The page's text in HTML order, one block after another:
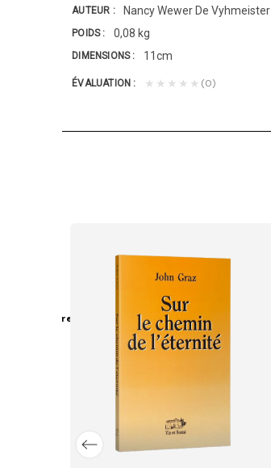
AUTEUR Nancy Wewer De Vyhmeister
POIDS 0,08 kg
DIMENSIONS 11cm
ÉVALUATION ★★★★★ (0)
Frei
une grande valeur au rite du baptême....